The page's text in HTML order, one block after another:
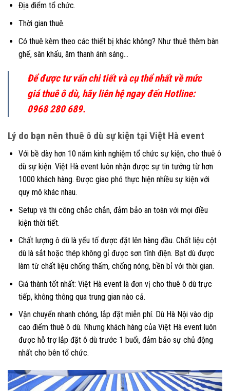
Địa điểm tổ chức.
Thời gian thuê.
Có thuê kèm theo các thiết bị khác không? Như thuê thêm bàn
ghế, sân khấu, âm thanh ánh sáng…
Để được tư vấn chi tiết và cụ thể nhất về mức
giá thuê ô dù, hãy liên hệ ngay đến Hotline:
0968 280 689.
Lý do bạn nên thuê ô dù sự kiện tại Việt Hà event
Với bề dày hơn 10 năm kinh nghiệm tổ chức sự kiện, cho thuê ô
dù sự kiện. Việt Hà event luôn nhận được sự tin tưởng từ hơn
1000 khách hàng. Được giao phó thực hiện nhiều sự kiện với
quy mô khác nhau.
Setup và thi công chắc chắn, đảm bảo an toàn với mọi điều
kiện thời tiết.
Chất lượng ô dù là yếu tố được đặt lên hàng đầu. Chất liệu cột
dù là sắt hoặc thép không gỉ được sơn tĩnh điện. Bạt dù được
làm từ chất liệu chống thấm, chống nóng, bền bỉ với thời gian.
Giá thành tốt nhất: Việt Hà event là đơn vị cho thuê ô dù trực
tiếp, không thông qua trung gian nào cả.
Vận chuyển nhanh chóng, lắp đặt miễn phí. Dù Hà Nội vào dịp
cao điểm thuê ô dù. Nhưng khách hàng của Việt Hà event luôn
được hỗ trợ lắp đặt ô dù trước 1 buổi, đảm bảo sự chủ động
nhất cho bên tổ chức.